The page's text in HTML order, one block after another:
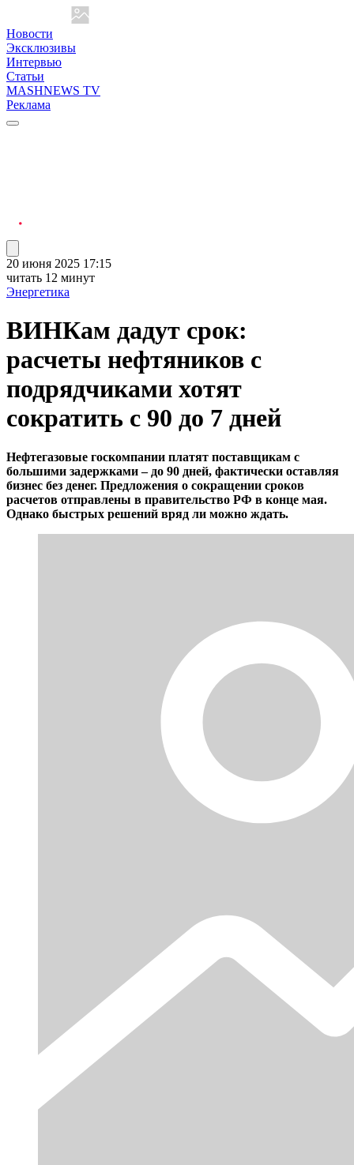
Новости
Эксклюзивы
Интервью
Статьи
MASHNEWS TV
Реклама
20 июня 2025 17:15
читать 12 минут
Энергетика
ВИНКам дадут срок:
расчеты нефтяников с
подрядчиками хотят
сократить с 90 до 7 дней
Нефтегазовые госкомпании платят поставщикам с
большими задержками – до 90 дней, фактически оставляя
бизнес без денег. Предложения о сокращении сроков
расчетов отправлены в правительство РФ в конце мая.
Однако быстрых решений вряд ли можно ждать.